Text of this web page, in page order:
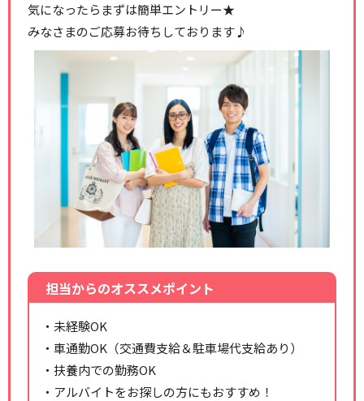
気になったらまずは簡単エントリー★
みなさまのご応募お待ちしております♪
担当からのオススメポイント
・未経験OK
・車通勤OK（交通費支給＆駐車場代支給あり）
・扶養内での勤務OK
・アルバイトをお探しの方にもおすすめ！